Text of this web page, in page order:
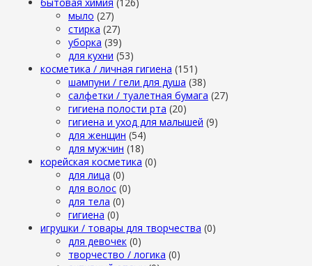
мыло (27)
стирка (27)
уборка (39)
для кухни (53)
косметика / личная гигиена (151)
шампуни / гели для душа (38)
салфетки / туалетная бумага (27)
гигиена полости рта (20)
гигиена и уход для малышей (9)
для женщин (54)
для мужчин (18)
корейская косметика (0)
для лица (0)
для волос (0)
для тела (0)
гигиена (0)
игрушки / товары для творчества (0)
для девочек (0)
творчество / логика (0)